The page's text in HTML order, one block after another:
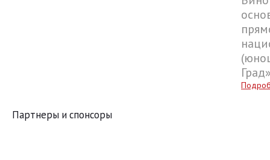
Партнеры и спонсоры